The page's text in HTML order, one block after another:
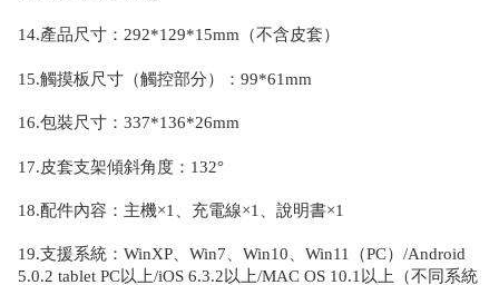
14.產品尺寸： 292*129*15mm（不含皮套）
15.觸摸板尺寸（觸控部分）：99*61mm
16.包裝尺寸 ： 337*136*26mm
17.皮套支架傾斜角度：132°
18.配件內容：主機×1、充電線×1、說明書×1
19.支援系統： WinXP、Win7、Win10、Win11（PC）/Android
5.0.2 tablet PC以上/iOS 6.3.2以上/MAC OS 10.1以上（不同系統